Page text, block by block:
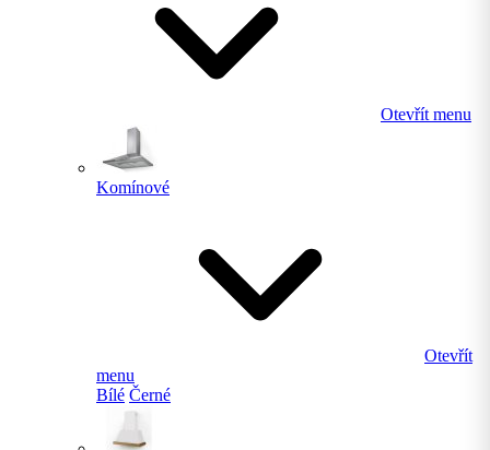
Otevřít menu
Komínové
Otevřít
menu
Bílé Černé